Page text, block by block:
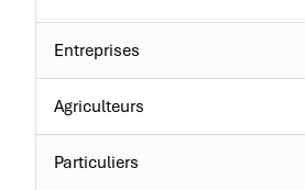
Entreprises
Agriculteurs
Particuliers